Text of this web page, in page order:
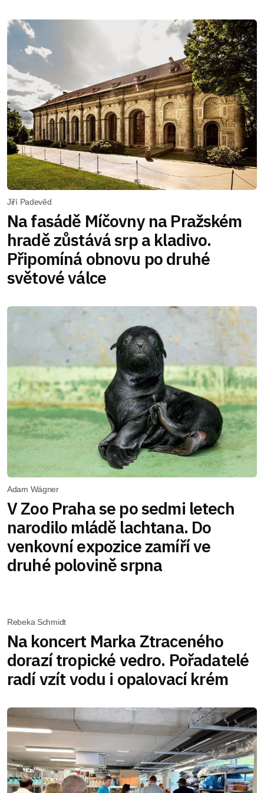
Jiří Padevěd
Na fasádě Míčovny na Pražském
hradě zůstává srp a kladivo.
Připomíná obnovu po druhé
světové válce
Adam Wágner
V Zoo Praha se po sedmi letech
narodilo mládě lachtana. Do
venkovní expozice zamíří ve
druhé polovině srpna
Rebeka Schmidt
Na koncert Marka Ztraceného
dorazí tropické vedro. Pořadatelé
radí vzít vodu i opalovací krém